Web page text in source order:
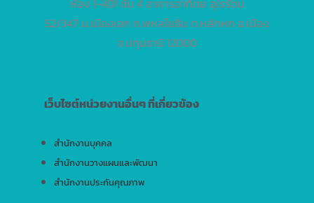
ห้อง 1-401 ชั้น 4 อาคารอาทิตย์ อุไรรัตน์
52/347 ม.เมืองเอก ถ.พหลโยธิน ต.หลักหก อ.เมือง
จ.ปทุมธานี 12000
เว็บไซต์หน่วยงานอื่นๆ ที่เกี่ยวข้อง
สำนักงานบุคคล
สำนักงานวางแผนและพัฒนา
สำนักงานประกันคุณภาพ